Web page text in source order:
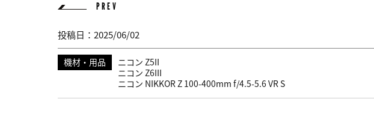
PREV
投稿日：2025/06/02
機材・用品
ニコン Z5II
ニコン Z6III
ニコン NIKKOR Z 100-400mm f/4.5-5.6 VR S